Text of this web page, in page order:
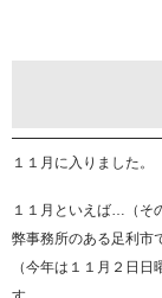
１１月に入りました。
１１月といえば…（そ
弊事務所のある足利市
（今年は１１月２日